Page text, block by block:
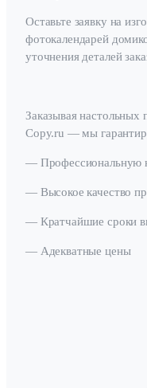
Оставьте заявку на
фотокалендарей
уточнения деталей
Заказывая настольных
Copy.ru — мы
— Профессиональную
— Высокое качество
— Кратчайшие сроки
— Адекватные цены